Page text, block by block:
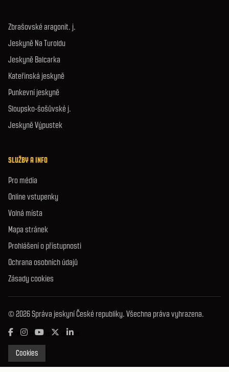
Zbrašovské aragonit. j.
Jeskyně Na Turoldu
Jeskyně Balcarka
Kateřinská jeskyně
Punkevní jeskyně
Sloupsko-šošůvské j.
Jeskyně Výpustek
SLUŽBY A INFO
Pro média
Online vstupenky
Volná místa
Mapa stránek
Prohlášení o přístupnosti
Ochrana osobních údajů
Zásady cookies
© 2026 Správa jeskyní České republiky. Všechna práva vyhrazena.
Cookies